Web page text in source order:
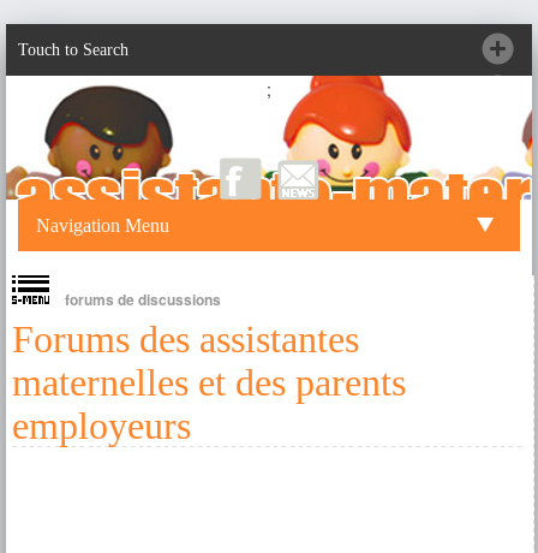
Touch to Search
;
Navigation Menu
forums de discussions
Forums des assistantes
maternelles et des parents
employeurs